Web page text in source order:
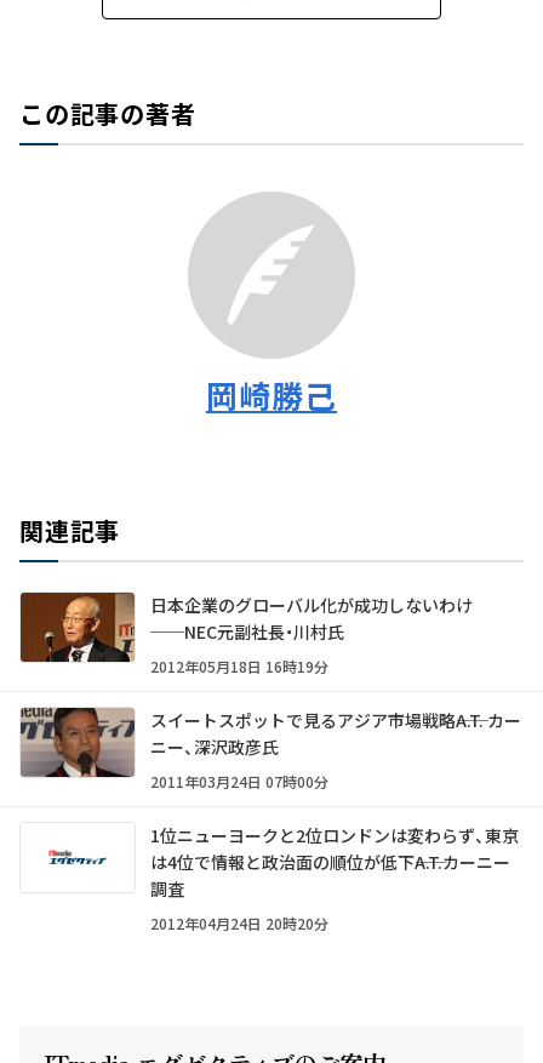
この記事の著者
岡崎勝己
関連記事
日本企業のグローバル化が成功しないわけ
──NEC元副社長・川村氏
2012年05月18日 16時19分
スイートスポットで見るアジア市場戦略――A.T. カー
ニー、深沢政彦氏
2011年03月24日 07時00分
1位ニューヨークと2位ロンドンは変わらず、東京
は4位で情報と政治面の順位が低下――A.T.カーニー
調査
2012年04月24日 20時20分